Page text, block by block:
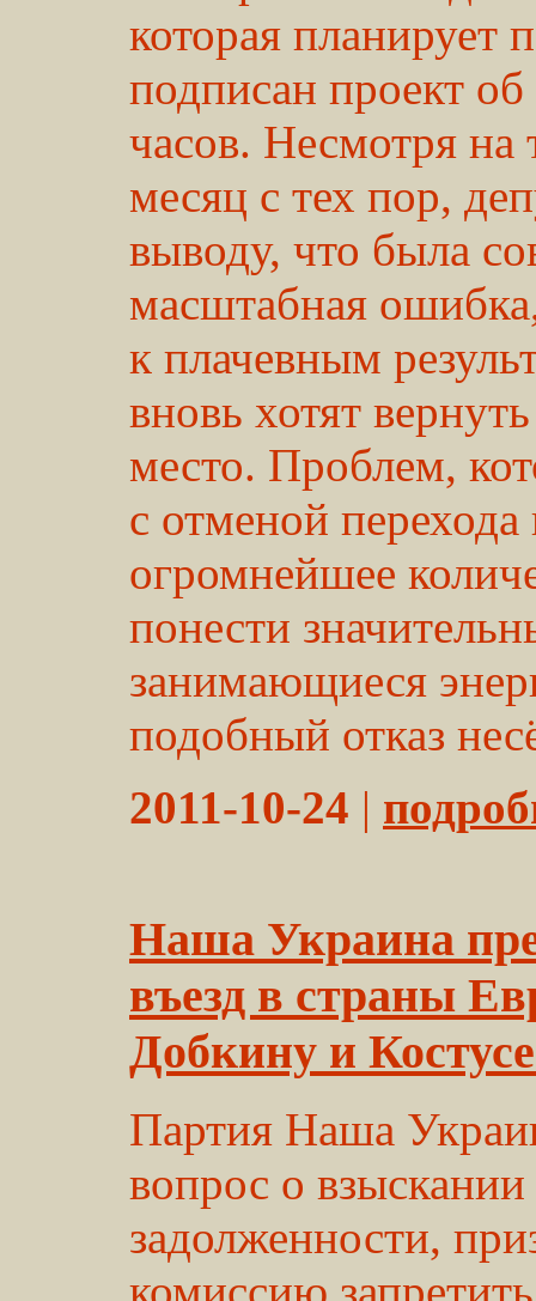
которая планирует
подписан проект
часов. Несмотря на
месяц с тех пор,
выводу, что была
масштабная
к плачевным
вновь хотят
место. Проблем,
с отменой
огромнейшее
понести
занимающиеся
подобный отказ
2011-10-24 |
Наша Украина
въезд в страны
Добкину и
Партия Наша
вопрос о
задолженности,
комиссию